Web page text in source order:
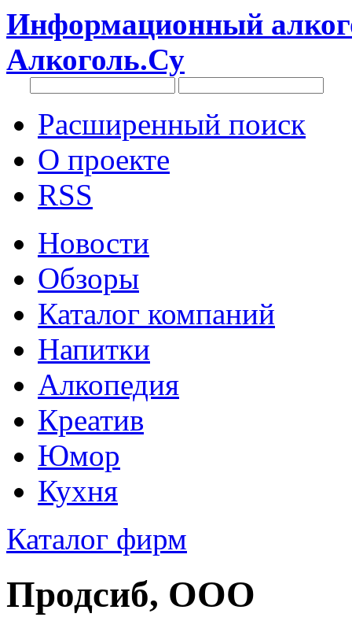
Информационный
Алкоголь.Су
Расширенный поиск
О проекте
RSS
Новости
Обзоры
Каталог компаний
Напитки
Алкопедия
Креатив
Юмор
Кухня
Каталог фирм
Продсиб, ООО